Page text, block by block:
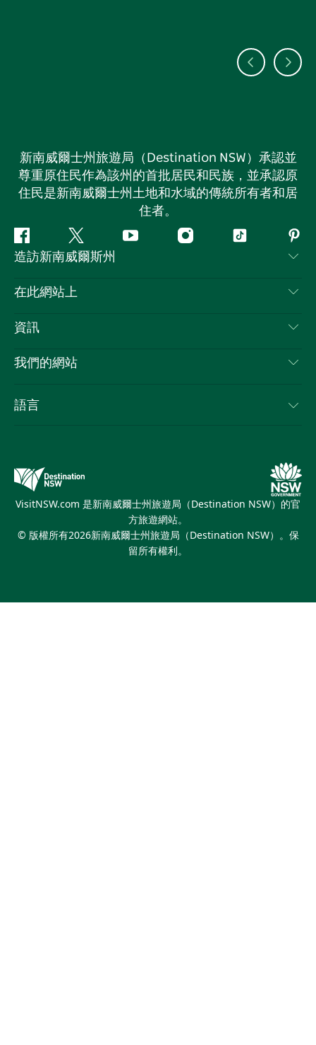
新南威爾士州旅遊局（Destination NSW）承認並
尊重原住民作為該州的首批居民和民族，並承認原
住民是新南威爾士州土地和水域的傳統所有者和居
住者。
Facebook 嘰
嘰
喳
Youtube Instagram抖
造訪新南威爾斯州
聯絡我們
隱私
Cookie 通知
在此網站上
目的地
新南威爾斯州公路旅行
活動
資訊
旅行資訊
新南威爾斯的商業
我們的網站
新南威爾士州旅遊局（Destination NSW）媒體中心
繽紛悉尼燈光音樂節
語言
VisitNSW.com 是新南威爾士州旅遊局（Destination NSW）的官
方旅遊網站。
© 版權所有2026新南威爾士州旅遊局（Destination NSW）。保
留所有權利。